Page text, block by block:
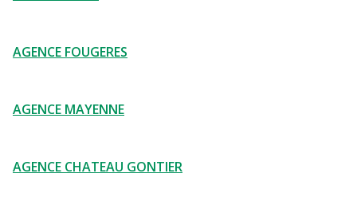
AGENCE FOUGERES
AGENCE MAYENNE
AGENCE CHATEAU GONTIER